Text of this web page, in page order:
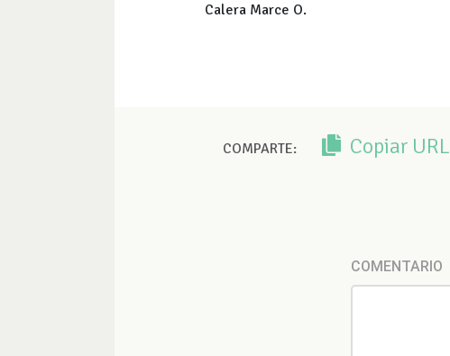
Calera Marce O.
COMPARTE: Copiar URL
COMENTARIO